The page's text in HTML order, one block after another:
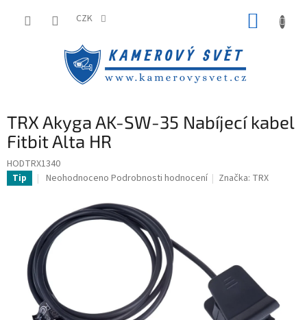
CZK
TRX Akyga AK-SW-35 Nabíjecí kabel
Fitbit Alta HR
HODTRX1340
Tip
Průměrné
0,0
z
5
hvězdiček.
Neohodnoceno Podrobnosti hodnocení Značka: TRX